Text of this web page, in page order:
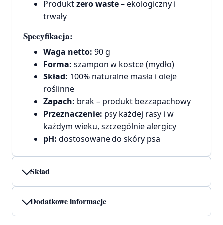
Produktzero waste– ekologiczny i
trwały
Specyfikacja:
Waga netto: 90 g
Forma: szampon w kostce (mydło)
Skład: 100% naturalne masła i oleje
roślinne
Zapach: brak – produkt bezzapachowy
Przeznaczenie: psy każdej rasy i w
każdym wieku, szczególnie alergicy
pH: dostosowane do skóry psa
Skład
Dodatkowe informacje